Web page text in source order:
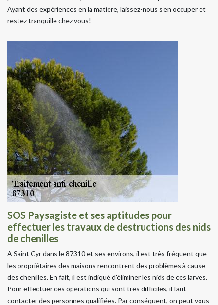
Ayant des expériences en la matière, laissez-nous s'en occuper et
restez tranquille chez vous!
SOS Paysagiste et ses aptitudes pour
effectuer les travaux de destructions des nids
de chenilles
À Saint Cyr dans le 87310 et ses environs, il est très fréquent que
les propriétaires des maisons rencontrent des problèmes à cause
des chenilles. En fait, il est indiqué d'éliminer les nids de ces larves.
Pour effectuer ces opérations qui sont très difficiles, il faut
contacter des personnes qualifiées. Par conséquent, on peut vous